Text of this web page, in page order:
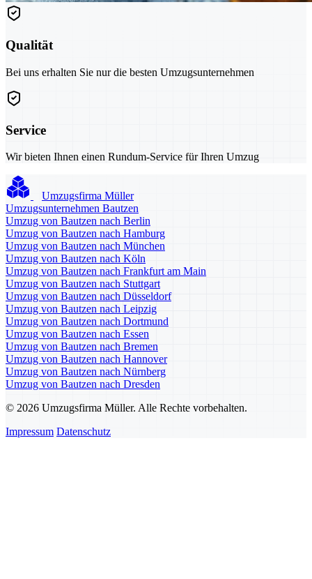
Qualität
Bei uns erhalten Sie nur die besten Umzugsunternehmen
Service
Wir bieten Ihnen einen Rundum-Service für Ihren Umzug
Umzugsfirma Müller
Umzugsunternehmen Bautzen
Umzug von Bautzen nach Berlin
Umzug von Bautzen nach Hamburg
Umzug von Bautzen nach München
Umzug von Bautzen nach Köln
Umzug von Bautzen nach Frankfurt am Main
Umzug von Bautzen nach Stuttgart
Umzug von Bautzen nach Düsseldorf
Umzug von Bautzen nach Leipzig
Umzug von Bautzen nach Dortmund
Umzug von Bautzen nach Essen
Umzug von Bautzen nach Bremen
Umzug von Bautzen nach Hannover
Umzug von Bautzen nach Nürnberg
Umzug von Bautzen nach Dresden
© 2026 Umzugsfirma Müller. Alle Rechte vorbehalten.
Impressum Datenschutz